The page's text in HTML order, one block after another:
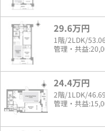
29.6万円
1階/2LDK/
管理・共益
24.4万円
2階/1LDK/
管理・共益